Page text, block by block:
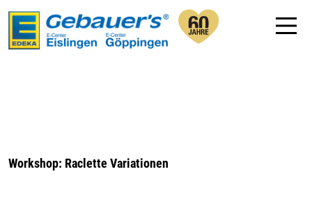
Workshop: Raclette Variationen